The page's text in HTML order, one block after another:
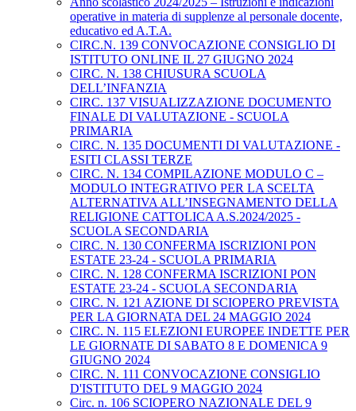
operative in materia di supplenze al personale docente,
educativo ed A.T.A.
CIRC.N. 139 CONVOCAZIONE CONSIGLIO DI
ISTITUTO ONLINE IL 27 GIUGNO 2024
CIRC. N. 138 CHIUSURA SCUOLA
DELL’INFANZIA
CIRC. 137 VISUALIZZAZIONE DOCUMENTO
FINALE DI VALUTAZIONE - SCUOLA
PRIMARIA
CIRC. N. 135 DOCUMENTI DI VALUTAZIONE -
ESITI CLASSI TERZE
CIRC. N. 134 COMPILAZIONE MODULO C –
MODULO INTEGRATIVO PER LA SCELTA
ALTERNATIVA ALL’INSEGNAMENTO DELLA
RELIGIONE CATTOLICA A.S.2024/2025 -
SCUOLA SECONDARIA
CIRC. N. 130 CONFERMA ISCRIZIONI PON
ESTATE 23-24 - SCUOLA PRIMARIA
CIRC. N. 128 CONFERMA ISCRIZIONI PON
ESTATE 23-24 - SCUOLA SECONDARIA
CIRC. N. 121 AZIONE DI SCIOPERO PREVISTA
PER LA GIORNATA DEL 24 MAGGIO 2024
CIRC. N. 115 ELEZIONI EUROPEE INDETTE PER
LE GIORNATE DI SABATO 8 E DOMENICA 9
GIUGNO 2024
CIRC. N. 111 CONVOCAZIONE CONSIGLIO
D'ISTITUTO DEL 9 MAGGIO 2024
Circ. n. 106 SCIOPERO NAZIONALE DEL 9